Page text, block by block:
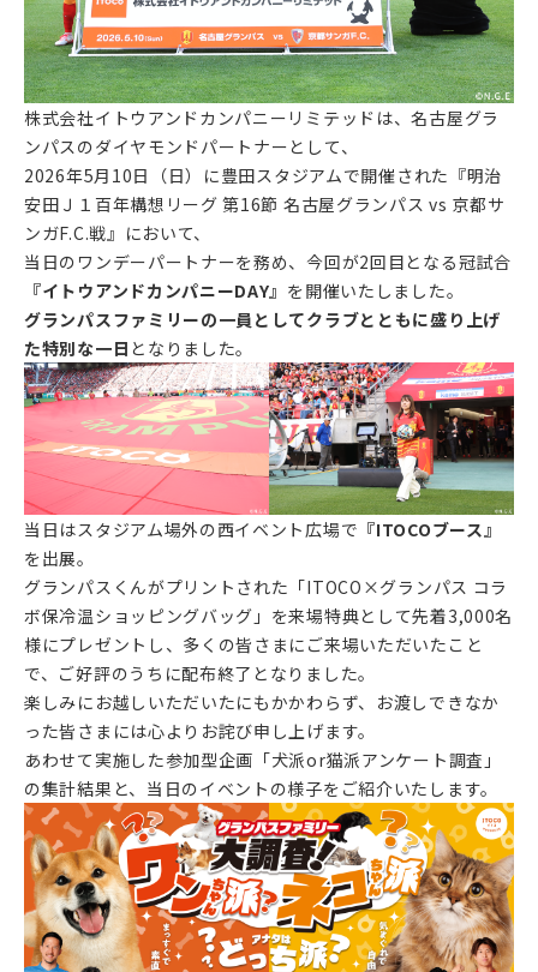
株式会社イトウアンドカンパニーリミテッドは、名古屋グラ
ンパスのダイヤモンドパートナーとして、
2026年5月10日（日）に豊田スタジアムで開催された『明治
安田Ｊ１百年構想リーグ 第16節 名古屋グランパス vs 京都サ
ンガF.C.戦』において、
当日のワンデーパートナーを務め、今回が2回目となる冠試合
『イトウアンドカンパニーDAY』 を開催いたしました。
グランパスファミリーの一員としてクラブとともに盛り上げ
た特別な一日 となりました。
当日はスタジアム場外の西イベント広場で 『ITOCOブース』
を出展。
グランパスくんがプリントされた「ITOCO×グランパス コラ
ボ保冷温ショッピングバッグ」を来場特典として先着3,000名
様にプレゼントし、多くの皆さまにご来場いただいたこと
で、ご好評のうちに配布終了となりました。
楽しみにお越しいただいたにもかかわらず、お渡しできなか
った皆さまには心よりお詫び申し上げます。
あわせて実施した参加型企画「犬派or猫派アンケート調査」
の集計結果と、当日のイベントの様子をご紹介いたします。